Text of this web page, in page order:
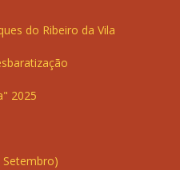
do Ribeiro da Vila
2025
Setembro)